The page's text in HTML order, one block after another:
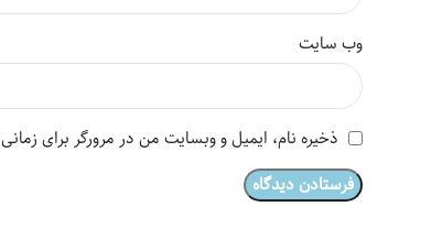
وب‌ سایت
ذخیره نام، ایمیل و وبسایت من در مرورگر برای